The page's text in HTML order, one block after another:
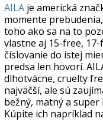
AILA je americká
momente
toho ako sa na to
vlastne aj 15-free,
číslovanie do istej
predsa len hovorí.
dlhotvácne, cruelty
najväčší, ale sú
bežný, matný a
Kúpite ich napríklad